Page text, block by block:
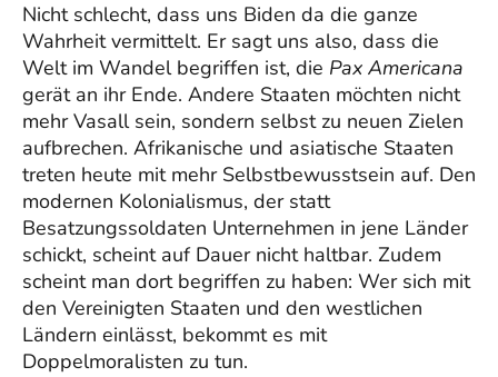
Nicht schlecht, dass uns Biden da die ganze
Wahrheit vermittelt. Er sagt uns also, dass die
Welt im Wandel begriffen ist, die Pax Americana
gerät an ihr Ende. Andere Staaten möchten nicht
mehr Vasall sein, sondern selbst zu neuen Zielen
aufbrechen. Afrikanische und asiatische Staaten
treten heute mit mehr Selbstbewusstsein auf. Den
modernen Kolonialismus, der statt
Besatzungssoldaten Unternehmen in jene Länder
schickt, scheint auf Dauer nicht haltbar. Zudem
scheint man dort begriffen zu haben: Wer sich mit
den Vereinigten Staaten und den westlichen
Ländern einlässt, bekommt es mit
Doppelmoralisten zu tun.